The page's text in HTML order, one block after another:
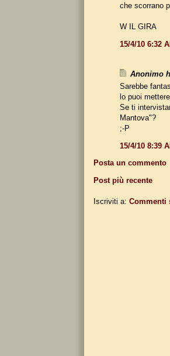
che scorrano
W IL GIRA
15/4/10 6:32
Anonimo
Sarebbe
lo puoi
Se ti
Mantova"?
;-P
15/4/10 8:39
Posta un commento
Post più recente
Iscriviti a: Commenti